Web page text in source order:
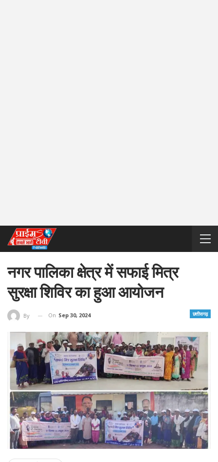
नगर पालिका क्षेत्र में सफाई मित्र
सुरक्षा शिविर का हुआ आयोजन
छत्तीसगढ़
By On Sep 30, 2024